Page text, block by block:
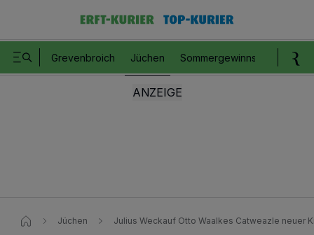
Grevenbroich Jüchen Sommergewinnspiel
Jüchen Julius Weckauf Otto Waalkes Catweazle neuer